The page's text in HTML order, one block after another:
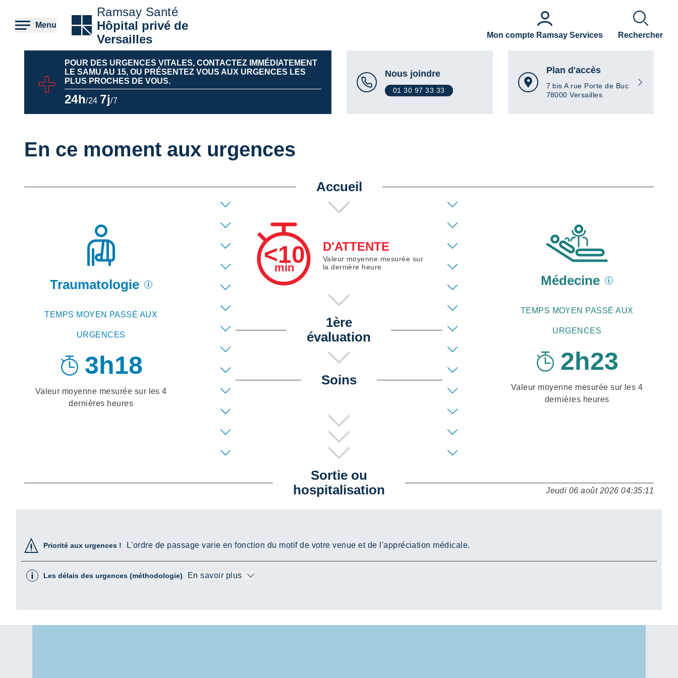
contenu
principal
Menu
Ramsay Santé
Hôpital privé de
Versailles
Mon compte Ramsay Services Rechercher
POUR DES URGENCES VITALES, CONTACTEZ IMMÉDIATEMENT
LE SAMU AU 15, OU PRÉSENTEZ VOUS AUX URGENCES LES
PLUS PROCHES DE VOUS.
24h/24 7j/7
Nous joindre
01 30 97 33 33
Plan d'accès
7 bis A rue Porte de Buc
78000 Versailles
En ce moment aux urgences
Accueil
Traumatologie
TEMPS MOYEN PASSÉ AUX
URGENCES
3h18
Valeur moyenne mesurée sur les4
dernières heures
<10
min
D'ATTENTE
Valeur moyenne mesurée sur
la dernière heure
1ère
évaluation
Soins
Médecine
TEMPS MOYEN PASSÉ AUX
URGENCES
2h23
Valeur moyenne mesurée sur les 4
dernières heures
Sortie ou
hospitalisation
Jeudi 06 août 2026 04:35:11
Priorité aux urgences ! L'ordre de passage varie en fonction du motif de votre venue et de l'appréciation médicale.
Les délais des urgences (méthodologie) En savoir plus